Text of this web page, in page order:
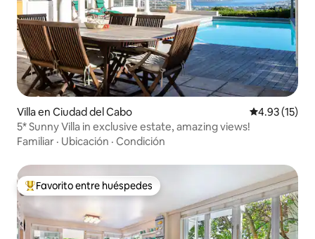
Villa en Ciudad del Cabo Calificación
4.93 (15)
5* Sunny Villa in exclusive estate, amazing views!
Familiar · Ubicación · Condición
Favorito entre huéspedes preferido
Favorito entre huéspedes